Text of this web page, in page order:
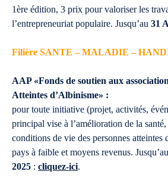
1ère édition, 3 prix pour valoriser les
l’entrepreneuriat populaire. Jusqu’au 31
Filière SANTE – MALADIE –
AAP «Fonds de soutien aux
Atteintes d’Albinisme» :
pour toute initiative (projet, activités,
principal vise à l’amélioration de la
conditions de vie des personnes atteintes
pays à faible et moyens revenus. Jusqu’au
2025 : cliquez-ici.